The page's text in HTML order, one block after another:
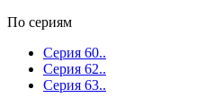
По сериям
Серия 60..
Серия 62..
Серия 63..